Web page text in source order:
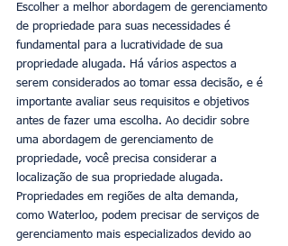
Escolher a melhor abordagem de gerenciamento
de propriedade para suas necessidades é
fundamental para a lucratividade de sua
propriedade alugada. Há vários aspectos a
serem considerados ao tomar essa decisão, e é
importante avaliar seus requisitos e objetivos
antes de fazer uma escolha. Ao decidir sobre
uma abordagem de gerenciamento de
propriedade, você precisa considerar a
localização de sua propriedade alugada.
Propriedades em regiões de alta demanda,
como Waterloo, podem precisar de serviços de
gerenciamento mais especializados devido ao